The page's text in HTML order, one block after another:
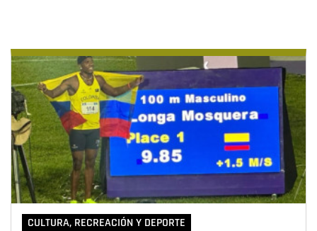
CULTURA, RECREACIÓN Y DEPORTE